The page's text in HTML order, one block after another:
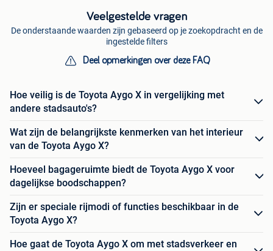
Veelgestelde vragen
De onderstaande waarden zijn gebaseerd op je zoekopdracht en de
ingestelde filters
Deel opmerkingen over deze FAQ
Hoe veilig is de Toyota Aygo X in vergelijking met
andere stadsauto's?
Wat zijn de belangrijkste kenmerken van het interieur
van de Toyota Aygo X?
Hoeveel bagageruimte biedt de Toyota Aygo X voor
dagelijkse boodschappen?
Zijn er speciale rijmodi of functies beschikbaar in de
Toyota Aygo X?
Hoe gaat de Toyota Aygo X om met stadsverkeer en